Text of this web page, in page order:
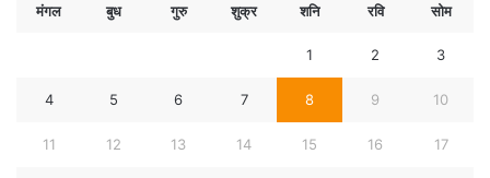
मंगल बुध गुरु शुक्र शनि रवि सोम
1 2 3
4 5 6 7 8 9 10
11 12 13 14 15 16 17